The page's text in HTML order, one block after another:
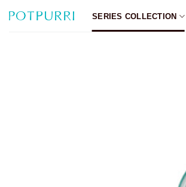
SERIES COLLECTION